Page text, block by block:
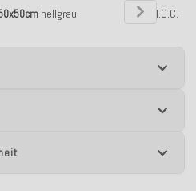
hellgrau